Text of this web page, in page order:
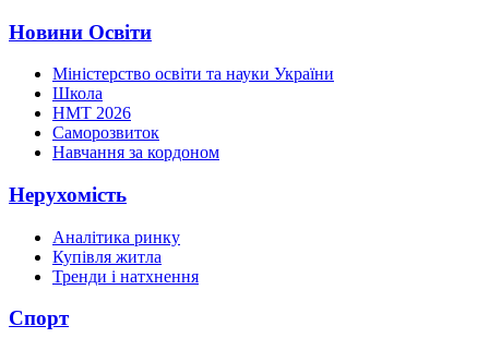
Новини Освіти
Міністерство освіти та науки України
Школа
НМТ 2026
Саморозвиток
Навчання за кордоном
Нерухомість
Аналітика ринку
Купівля житла
Тренди і натхнення
Спорт